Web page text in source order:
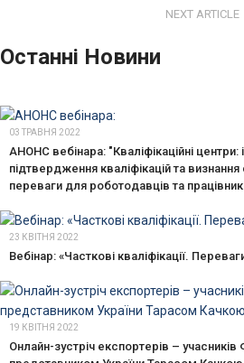
NEXT ARTICLE
Останні Новини
03 ТРАВНЯ 2022
АНОНС вебінара: "Кваліфікаційні центри:
підтвердження кваліфікацій та
переваги для роботодавців та
23 КВІТНЯ 2022
Вебінар: «Часткові кваліфікації.
19 КВІТНЯ 2022
Онлайн-зустріч експортерів –